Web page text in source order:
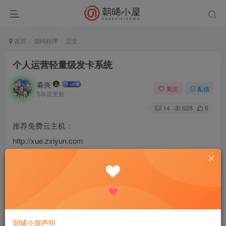
首页 源码程序 正文
个人运营轻量级发卡系统
淼炎
5年前更新
关注 私信
14 628 6
推荐免费云主机：
http://xue.zxiyun.com
功能齐全！界面简洁！运行稳定！
不多占内存！非常适合个人发卡！
已经全解 支付系统可自己对接
教程开始：
朝晞小屋声明